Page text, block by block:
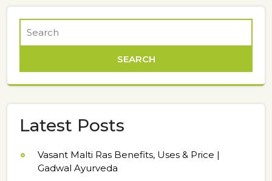
Latest Posts
Vasant Malti Ras Benefits, Uses & Price |
Gadwal Ayurveda